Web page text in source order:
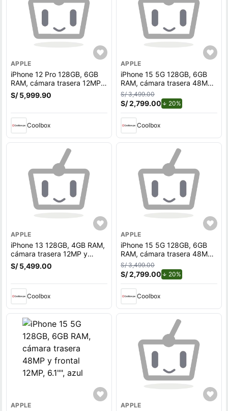
APPLE
iPhone 12 Pro 128GB, 6GB
RAM, cámara trasera 12MP y
frontal 12MP, 6.1"", grafito
S/ 5,999.90
Coolbox
APPLE
iPhone 15 5G 128GB, 6GB
RAM, cámara trasera 48MP
y frontal 12MP, 6.1"", negro
S/ 3,499.00
S/ 2,799.00 20%de descuento.
Coolbox
APPLE
iPhone 13 128GB, 4GB RAM,
cámara trasera 12MP y
frontal 12MP, 6.1"", negro
S/ 5,499.00
Coolbox
APPLE
iPhone 15 5G 128GB, 6GB
RAM, cámara trasera 48MP
y frontal 12MP, 6.1"", azul
S/ 3,499.00
S/ 2,799.00 20%de descuento.
Coolbox
APPLE APPLE